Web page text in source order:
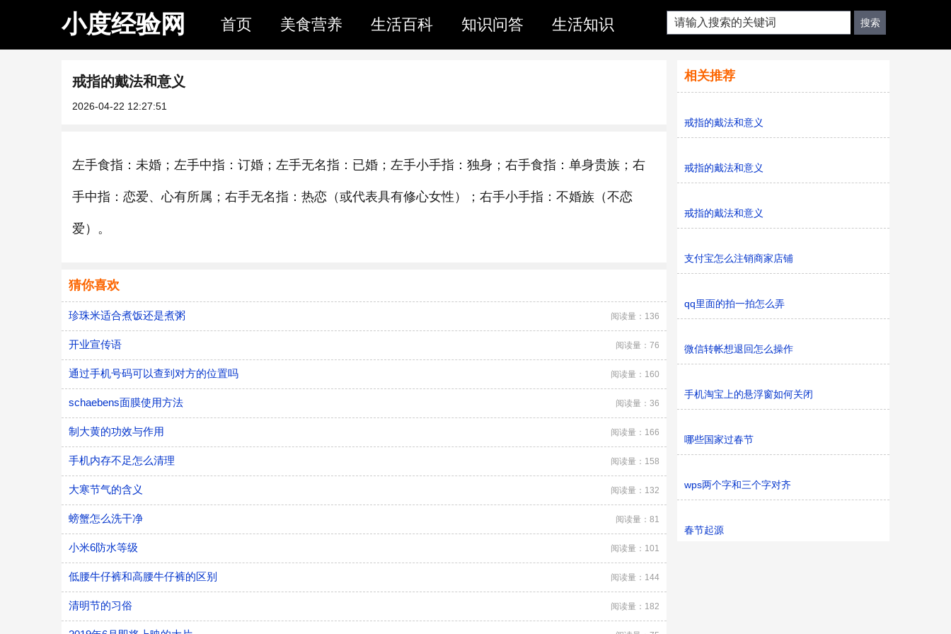
小度经验网 首页 美食营养 生活百科 知识问答 生活知识
戒指的戴法和意义
2026-04-22 12:27:51
左手食指：未婚；左手中指：订婚；左手无名指：已婚；左手小手指：独身；右手食指：单身贵族；右
手中指：恋爱、心有所属；右手无名指：热恋（或代表具有修心女性）；右手小手指：不婚族（不恋
爱）。
猜你喜欢
珍珠米适合煮饭还是煮粥 阅读量：136
开业宣传语 阅读量：76
通过手机号码可以查到对方的位置吗 阅读量：160
schaebens面膜使用方法 阅读量：36
制大黄的功效与作用 阅读量：166
手机内存不足怎么清理 阅读量：158
大寒节气的含义 阅读量：132
螃蟹怎么洗干净 阅读量：81
小米6防水等级 阅读量：101
低腰牛仔裤和高腰牛仔裤的区别 阅读量：144
清明节的习俗 阅读量：182
相关推荐
戒指的戴法和意义
戒指的戴法和意义
戒指的戴法和意义
支付宝怎么注销商家店铺
qq里面的拍一拍怎么弄
微信转帐想退回怎么操作
手机淘宝上的悬浮窗如何关闭
哪些国家过春节
wps两个字和三个字对齐
春节起源